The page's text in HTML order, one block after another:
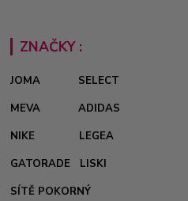
ZNAČKY :
JOMA
SELECT
MEVA
ADIDAS
NIKE
LEGEA
GATORADE
LISKI
SÍTĚ POKORNÝ